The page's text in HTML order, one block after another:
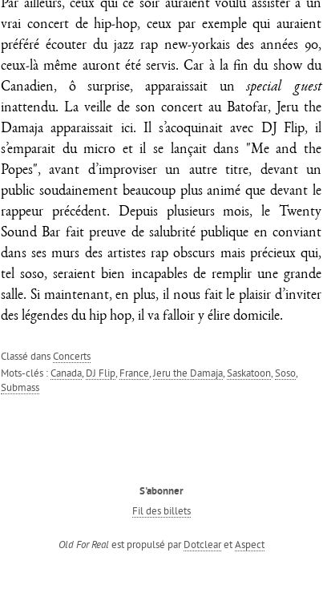
Par ailleurs, ceux qui ce soir auraient voulu assister a un
vrai concert de hip-hop, ceux par exemple qui auraient
préféré écouter du jazz rap new-yorkais des années 90,
ceux-là même auront été servis. Car à la fin du show du
Canadien, ô surprise, apparaissait unspecial guest
inattendu. La veille de son concert au Batofar, Jeru the
Damaja apparaissait ici. Il s’acoquinait avec DJ Flip, il
s’emparait du micro et il se lançait dans "Me and the
Popes", avant d’improviser un autre titre, devant un
public soudainement beaucoup plus animé que devant le
rappeur précédent. Depuis plusieurs mois, le Twenty
Sound Bar fait preuve de salubrité publique en conviant
dans ses murs des artistes rap obscurs mais précieux qui,
tel soso, seraient bien incapables de remplir une grande
salle. Si maintenant, en plus, il nous fait le plaisir d’inviter
des légendes du hip hop, il va falloir y élire domicile.
Classé dansConcerts
Mots-clés :Canada DJ Flip France Jeru the Damaja Saskatoon Soso
Submass
S'abonner
Fil des billets
Old For Realest propulsé parDotclearetAspect